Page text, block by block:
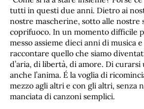
tutti in questi due anni. Dietro ai
nostre mascherine, sotto alle nostre
coprifuoco. In un momento difficile
messo assieme dieci anni di musica
raccontare quello che siamo
d’aria, di libertà, di amore. Di curarsi
anche l’anima. É la voglia di
mezzo agli altri e con gli altri, senza
manciata di canzoni semplici.